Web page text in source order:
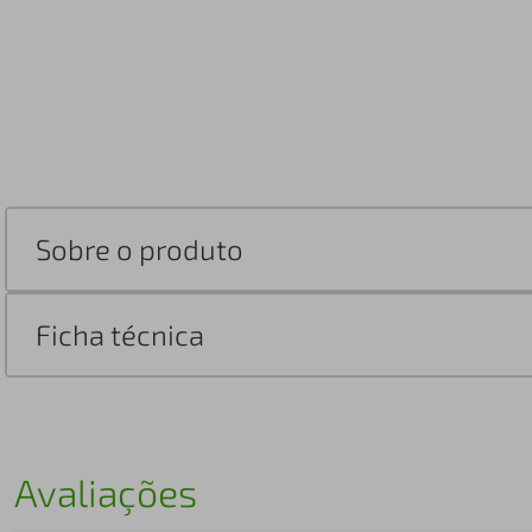
Sobre o produto
Ficha técnica
Avaliações